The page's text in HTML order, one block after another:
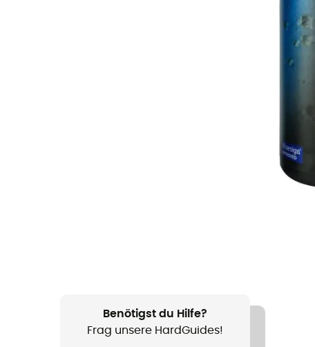
Benötigst du Hilfe?
Frag unsere HardGuides!